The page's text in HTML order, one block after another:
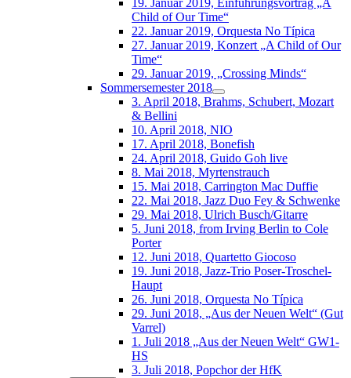
Child of Our Time“
22. Januar 2019, Orquesta No Típica
27. Januar 2019, Konzert „A Child of Our
Time“
29. Januar 2019, „Crossing Minds“
Sommersemester 2018
3. April 2018, Brahms, Schubert, Mozart
& Bellini
10. April 2018, NIO
17. April 2018, Bonefish
24. April 2018, Guido Goh live
8. Mai 2018, Myrtenstrauch
15. Mai 2018, Carrington Mac Duffie
22. Mai 2018, Jazz Duo Fey & Schwenke
29. Mai 2018, Ulrich Busch/Gitarre
5. Juni 2018, from Irving Berlin to Cole
Porter
12. Juni 2018, Quartetto Giocoso
19. Juni 2018, Jazz-Trio Poser-Troschel-
Haupt
26. Juni 2018, Orquesta No Típica
29. Juni 2018, „Aus der Neuen Welt“ (Gut
Varrel)
1. Juli 2018 „Aus der Neuen Welt“ GW1-
HS
3. Juli 2018, Popchor der HfK